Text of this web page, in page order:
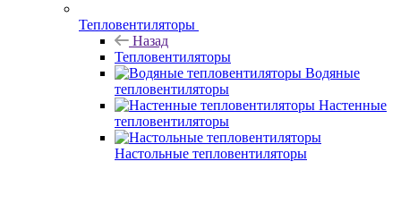
Тепловентиляторы
Назад
Тепловентиляторы
Водяные
тепловентиляторы
Настенные
тепловентиляторы
Настольные тепловентиляторы